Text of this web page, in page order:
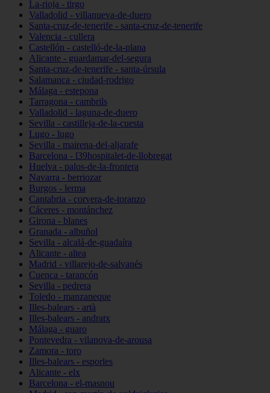
La-rioja - tirgo
Valladolid - villanueva-de-duero
Santa-cruz-de-tenerife - santa-cruz-de-tenerife
Valencia - cullera
Castellón - castelló-de-la-plana
Alicante - guardamar-del-segura
Santa-cruz-de-tenerife - santa-úrsula
Salamanca - ciudad-rodrigo
Málaga - estepona
Tarragona - cambrils
Valladolid - laguna-de-duero
Sevilla - castilleja-de-la-cuesta
Lugo - lugo
Sevilla - mairena-del-aljarafe
Barcelona - l39hospitalet-de-llobregat
Huelva - palos-de-la-frontera
Navarra - berriozar
Burgos - lerma
Cantabria - corvera-de-toranzo
Cáceres - montánchez
Girona - blanes
Granada - albuñol
Sevilla - alcalá-de-guadaíra
Alicante - altea
Madrid - villarejo-de-salvanés
Cuenca - tarancón
Sevilla - pedrera
Toledo - manzaneque
Illes-balears - artà
Illes-balears - andratx
Málaga - guaro
Pontevedra - vilanova-de-arousa
Zamora - toro
Illes-balears - esporles
Alicante - elx
Barcelona - el-masnou